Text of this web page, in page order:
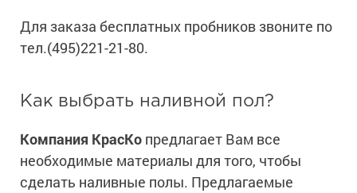
Для заказа бесплатных пробников звоните по
тел.(495)221-21-80.
Как выбрать наливной пол?
Компания КрасКо предлагает Вам все
необходимые материалы для того, чтобы
сделать наливные полы. Предлагаемые